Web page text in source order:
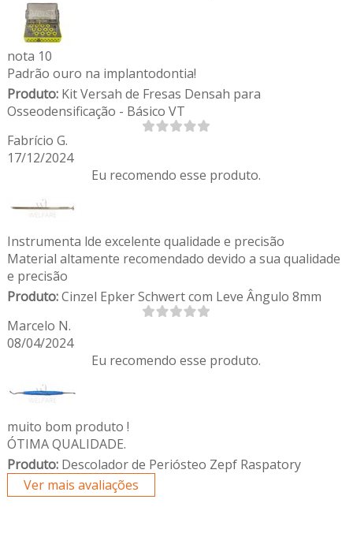
nota 10
Padrão ouro na implantodontia!
Produto:Kit Versah de Fresas Densah para
Osseodensificação - Básico VT
Fabrício G.
17/12/2024
Eu recomendo esse produto.
Instrumenta lde excelente qualidade e precisão
Material altamente recomendado devido a sua qualidade
e precisão
Produto:Cinzel Epker Schwert com Leve Ângulo 8mm
Marcelo N.
08/04/2024
Eu recomendo esse produto.
muito bom produto !
ÓTIMA QUALIDADE.
Produto:Descolador de Periósteo Zepf Raspatory
Ver mais avaliações